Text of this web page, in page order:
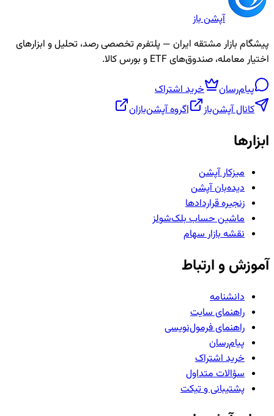
آپشن باز
پیشگام بازار مشتقه ایران — پلتفرم تخصصی رصد، تحلیل و ابزارهای
اختیار معامله، صندوق‌های ETF و بورس کالا.
پیام‌رسان
خرید اشتراک
کانال آپشن‌باز
|گروه آپشن‌بازان
ابزارها
میزکار آپشن
دیده‌بان آپشن
زنجیره قراردادها
ماشین حساب بلک‌شولز
نقشه بازار سهام
آموزش و ارتباط
دانشنامه
راهنمای سایت
راهنمای فرمول‌نویسی
پیام‌رسان
خرید اشتراک
سؤالات متداول
پشتیبانی و تیکت